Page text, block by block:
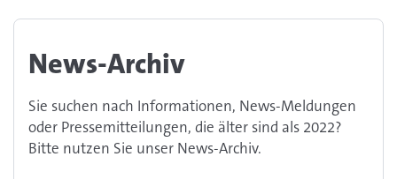
News-Archiv
Sie suchen nach Informationen, News-Meldungen
oder Pressemitteilungen, die älter sind als 2022?
Bitte nutzen Sie unser News-Archiv.